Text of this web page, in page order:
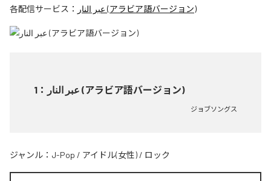
各配信サービス：
عبر النار (アラビア語バージョン)
1 ： عبر النار (アラビア語バージョン)
ジョブソングス
ジャンル： J-Pop / アイドル(女性) / ロック